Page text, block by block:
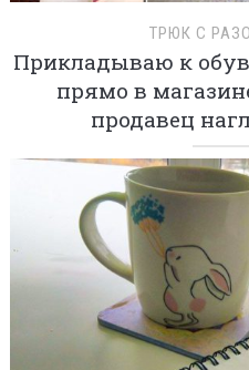
ТРЮК С
Прикладываю к
прямо в
продавец